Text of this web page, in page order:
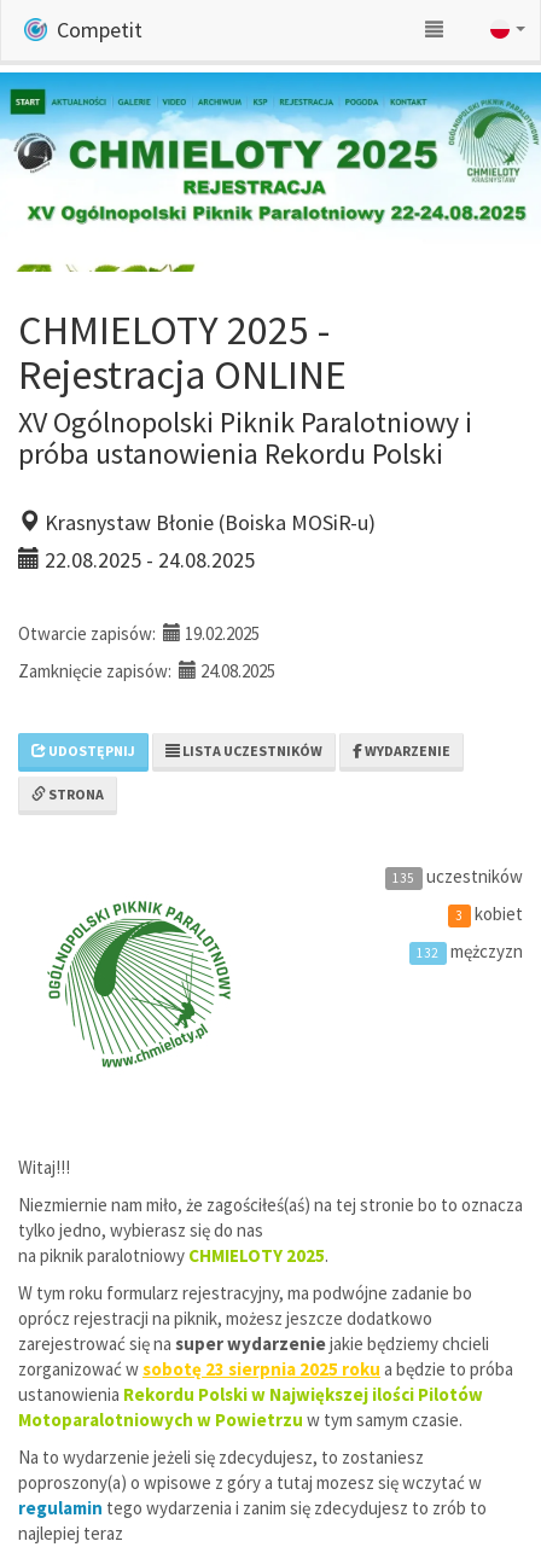
Competit
CHMIELOTY 2025 -
Rejestracja ONLINE
XV Ogólnopolski Piknik Paralotniowy i
próba ustanowienia Rekordu Polski
Krasnystaw Błonie (Boiska MOSiR-u)
22.08.2025 - 24.08.2025
Otwarcie zapisów:
19.02.2025
Zamknięcie zapisów:
24.08.2025
UDOSTĘPNIJ LISTA UCZESTNIKÓW WYDARZENIE
STRONA
135 uczestników
3 kobiet
132 mężczyzn
Witaj!!!
Niezmiernie nam miło, że zagościłeś(aś) na tej stronie bo to oznacza
tylko jedno, wybierasz się do nas
na piknik paralotniowy CHMIELOTY 2025.
W tym roku formularz rejestracyjny, ma podwójne zadanie bo
oprócz rejestracji na piknik, możesz jeszcze dodatkowo
zarejestrować się na super wydarzeniejakie będziemy chcieli
zorganizować wsobotę 23 sierpnia 2025 roku a będzie to próba
ustanowienia Rekordu Polskiw Największej ilości Pilotów
Motoparalotniowych w Powietrzu w tym samym czasie.
Na to wydarzenie jeżeli się zdecydujesz, to zostaniesz
poproszony(a) o wpisowe z góry a tutaj mozesz się wczytać w
regulamin tego wydarzenia i zanim się zdecydujesz to zrób to
najlepiej teraz